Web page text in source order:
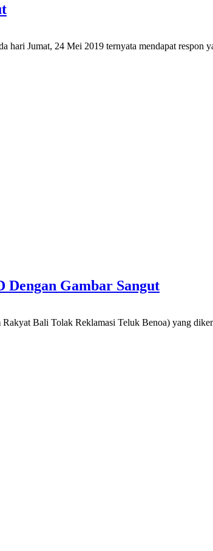
hari Jumat, 24 Mei 2019 ternyata mendapat
Gambar Sangut
Bali Tolak Reklamasi Teluk Benoa) yang